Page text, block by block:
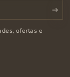
ofertas e